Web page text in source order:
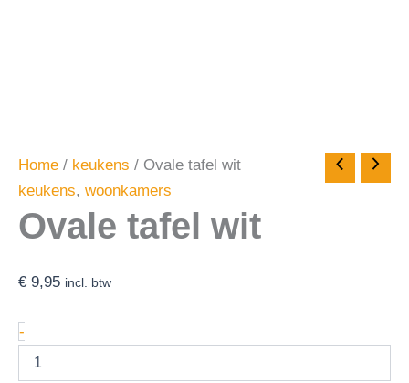
Home / keukens / Ovale tafel wit
keukens, woonkamers
Ovale tafel wit
€ 9,95 incl. btw
-